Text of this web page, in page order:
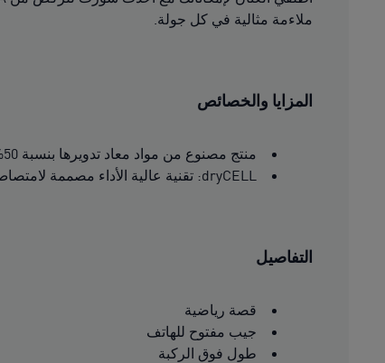
ملاءمة مثالية في كل جولة.
المزايا والخصائص
منتج مصنوع من مواد معاد تدويرها بنسبة 50% على الأقل
dryCELL: تقنية عالية الأداء مصممة لامتصاص الرطوبة والحفاظ على جفاف الجسم وجعله خاليًا من العرق خلال التمرين
التفاصيل
قصة رياضية
جيب مفتوح للهاتف
طول فوق الركبة